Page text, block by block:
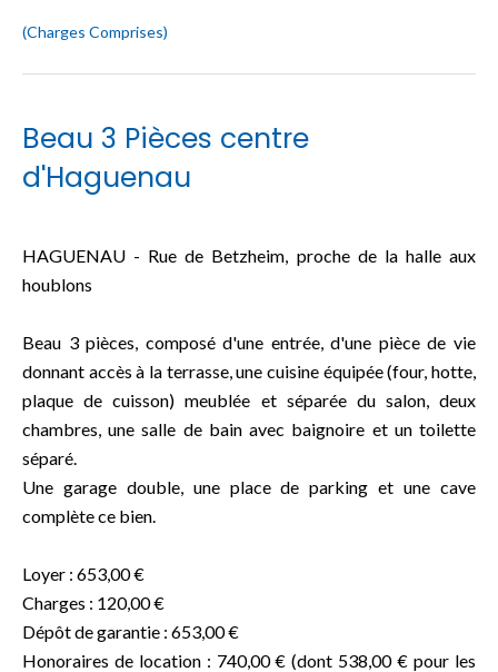
(Charges Comprises)
Beau 3 Pièces centre
d'Haguenau
HAGUENAU - Rue de Betzheim, proche de la halle aux
houblons
Beau 3 pièces, composé d'une entrée, d'une pièce de vie
donnant accès à la terrasse, une cuisine équipée (four, hotte,
plaque de cuisson) meublée et séparée du salon, deux
chambres, une salle de bain avec baignoire et un toilette
séparé.
Une garage double, une place de parking et une cave
complète ce bien.
Loyer : 653,00 €
Charges : 120,00 €
Dépôt de garantie : 653,00 €
Honoraires de location : 740,00 € (dont 538,00 € pour les